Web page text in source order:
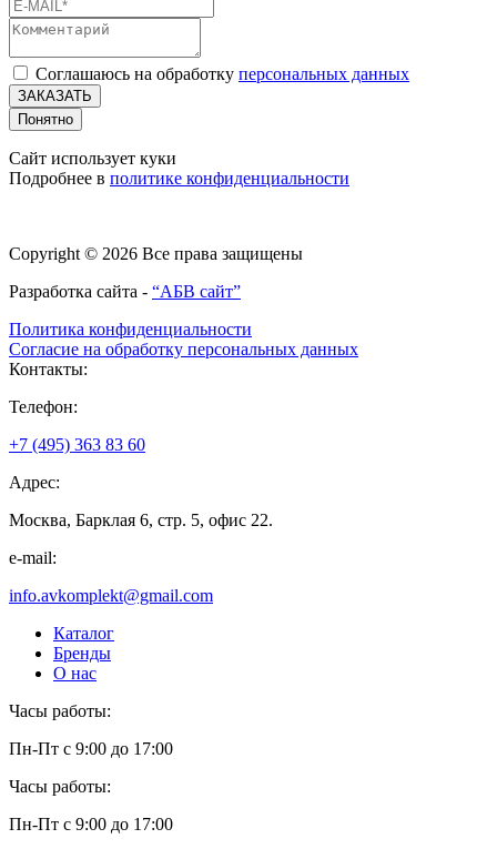
Соглашаюсь на обработку персональных данных
ЗАКАЗАТЬ
Понятно
Сайт использует куки
Подробнее в политике конфиденциальности
Copyright © 2026 Все права защищены
Разработка сайта - “АБВ сайт”
Политика конфиденциальности
Согласие на обработку персональных данных
Контакты:
Телефон:
+7 (495) 363 83 60
Адрес:
Москва, Барклая 6, стр. 5, офис 22.
e-mail:
info.avkomplekt@gmail.com
Каталог
Бренды
О нас
Часы работы:
Пн-Пт с 9:00 до 17:00
Часы работы:
Пн-Пт с 9:00 до 17:00